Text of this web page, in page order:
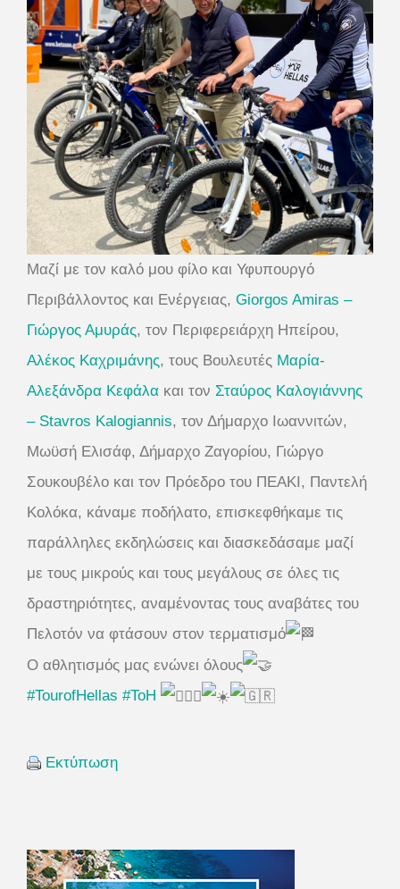
Μαζί με τον καλό μου φίλο και Υφυπουργό
Περιβάλλοντος και Ενέργειας, Giorgos Amiras –
Γιώργος Αμυράς, τον Περιφερειάρχη Ηπείρου,
Αλέκος Καχριμάνης, τους Βουλευτές Μαρία-
Αλεξάνδρα Κεφάλα και τον Σταύρος Καλογιάννης
– Stavros Kalogiannis, τον Δήμαρχο Ιωαννιτών,
Μωϋσή Ελισάφ, Δήμαρχο Ζαγορίου, Γιώργο
Σουκουβέλο και τον Πρόεδρο του ΠΕΑΚΙ, Παντελή
Κολόκα, κάναμε ποδήλατο, επισκεφθήκαμε τις
παράλληλες εκδηλώσεις και διασκεδάσαμε μαζί
με τους μικρούς και τους μεγάλους σε όλες τις
δραστηριότητες, αναμένοντας τους αναβάτες του
Πελοτόν να φτάσουν στον τερματισμό
Ο αθλητισμός μας ενώνει όλους
#TourofHellas #ToH
Εκτύπωση